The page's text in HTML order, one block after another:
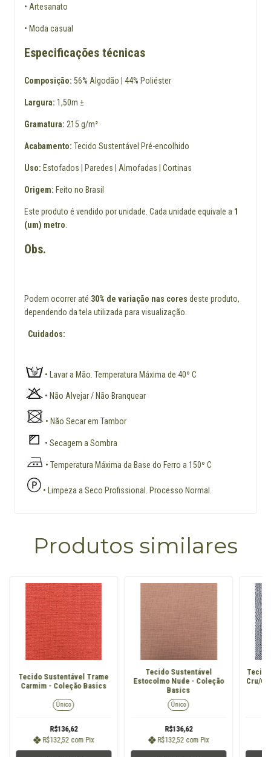
• Artesanato
• Moda casual
Especificações técnicas
Composição: 56% Algodão | 44% Poliéster
Largura: 1,50m ±
Gramatura: 215 g/m²
Acabamento: Tecido Sustentável Pré-encolhido
Uso: Estofados | Paredes | Almofadas | Cortinas
Origem: Feito no Brasil
Este produto é vendido por unidade. Cada unidade equivale a 1
(um) metro
Obs.
Podem ocorrer até 30% de variação nas cores deste produto,
dependendo da tela utilizada para visualização.
Cuidados:
• Lavar a Mão. Temperatura Máxima de 40º C
• Não Alvejar / Não Branquear
• Não Secar em Tambor
• Secagem a Sombra
• Temperatura Máxima da Base do Ferro a 150º C
• Limpeza a Seco Profissional. Processo Normal.
Produtos similares
Tecido Sustentável Trame
Carmim - Coleção Basics
Único
R$136,62
R$132,52 com Pix
Tecido Sustentável
Estocolmo Nude - Coleção
Basics
Único
R$136,62
R$132,52 com Pix
Cru/